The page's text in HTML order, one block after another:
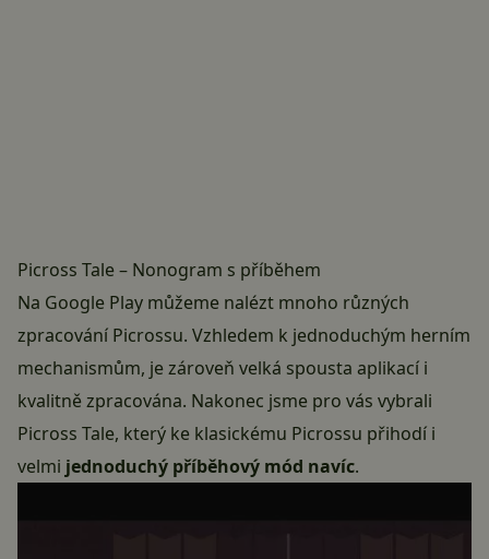
Picross Tale – Nonogram s příběhem
Na Google Play můžeme nalézt mnoho různých
zpracování Picrossu. Vzhledem k jednoduchým herním
mechanismům, je zároveň velká spousta aplikací i
kvalitně zpracována. Nakonec jsme pro vás vybrali
Picross Tale, který ke klasickému Picrossu přihodí i
velmi jednoduchý příběhový mód navíc.